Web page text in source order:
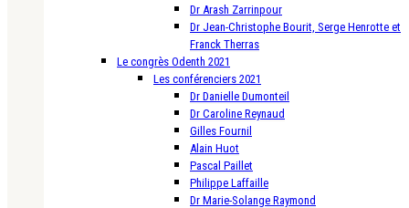
Dr Arash Zarrinpour
Dr Jean-Christophe Bourit, Serge Henrotte et
Franck Therras
Le congrès Odenth 2021
Les conférenciers 2021
Dr Danielle Dumonteil
Dr Caroline Reynaud
Gilles Fournil
Alain Huot
Pascal Paillet
Philippe Laffaille
Dr Marie-Solange Raymond